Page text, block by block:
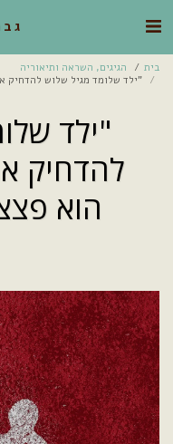
בית
הגיגים, השראה ותיאוריה
"ילד שלומד מגיל שלוש להדחיק
"ילד
להדחיק
הוא